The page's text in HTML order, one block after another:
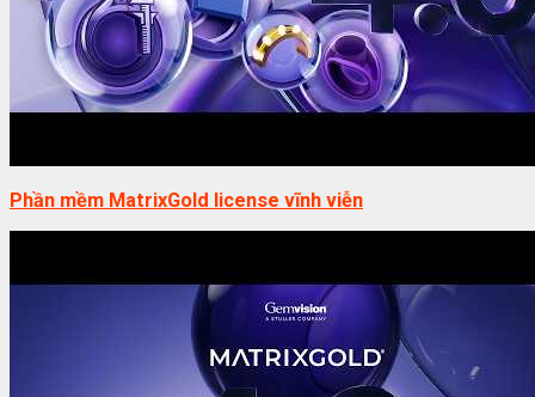
Phần mềm MatrixGold license vĩnh viễn